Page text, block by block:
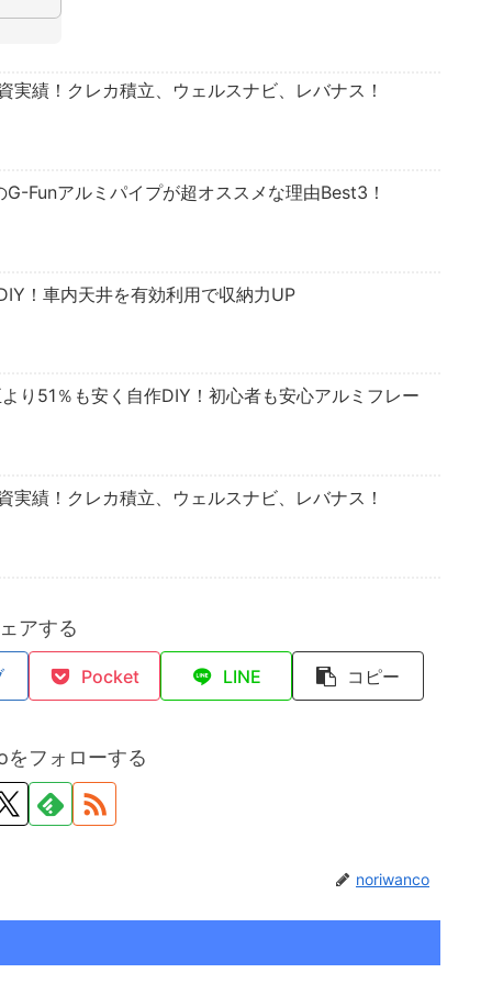
実績！クレカ積立、ウェルスナビ、レバナス！
Funアルミパイプが超オススメな理由Best3！
！車内天井を有効利用で収納力UP
り51％も安く自作DIY！初心者も安心アルミフレー
実績！クレカ積立、ウェルスナビ、レバナス！
アする
Pocket LINE コピー
フォローする
noriwanco